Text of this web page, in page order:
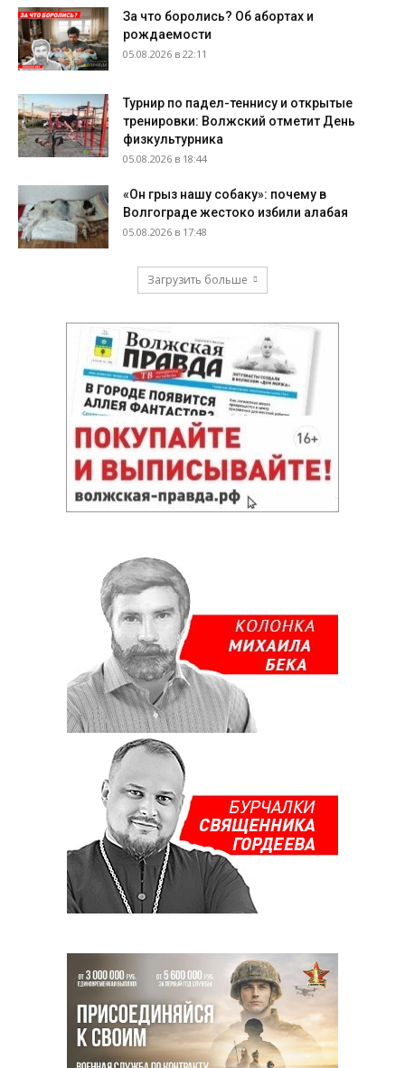
За что боролись? Об абортах и
рождаемости
05.08.2026 в 22:11
Турнир по падел-теннису и открытые
тренировки: Волжский отметит День
физкультурника
05.08.2026 в 18:44
«Он грыз нашу собаку»: почему в
Волгограде жестоко избили алабая
05.08.2026 в 17:48
Загрузить больше